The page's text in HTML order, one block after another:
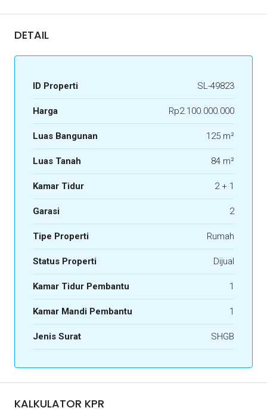
DETAIL
ID Properti SL-49823
Harga Rp2.100.000.000
Luas Bangunan 125 m²
Luas Tanah 84 m²
Kamar Tidur 2 + 1
Garasi 2
Tipe Properti Rumah
Status Properti Dijual
Kamar Tidur Pembantu 1
Kamar Mandi Pembantu 1
Jenis Surat SHGB
KALKULATOR KPR